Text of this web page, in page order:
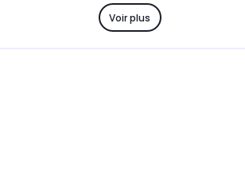
Voir plus